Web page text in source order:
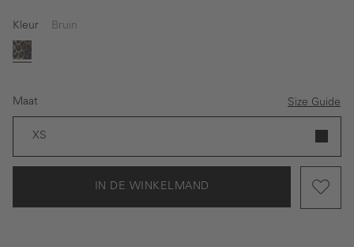
Kleur Bruin
Bruin
Maat Size Guide
XS
IN DE WINKELMAND